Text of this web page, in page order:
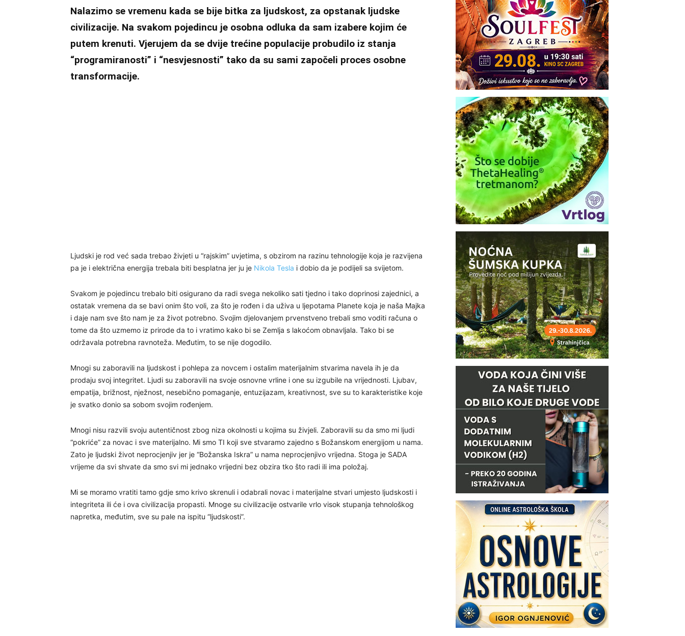
Nalazimo se vremenu kada se bije bitka za ljudskost, za opstanak ljudske
civilizacije. Na svakom pojedincu je osobna odluka da sam izabere kojim će
putem krenuti. Vjerujem da se dvije trećine populacije probudilo iz stanja
“programiranosti” i “nesvjesnosti” tako da su sami započeli proces osobne
transformacije.
Ljudski je rod već sada trebao živjeti u “rajskim” uvjetima, s obzirom na razinu tehnologije koja je razvijena
pa je i električna energija trebala biti besplatna jer ju je Nikola Tesla i dobio da je podijeli sa svijetom.
Svakom je pojedincu trebalo biti osigurano da radi svega nekoliko sati tjedno i tako doprinosi zajednici, a
ostatak vremena da se bavi onim što voli, za što je rođen i da uživa u ljepotama Planete koja je naša Majka
i daje nam sve što nam je za život potrebno. Svojim djelovanjem prvenstveno trebali smo voditi računa o
tome da što uzmemo iz prirode da to i vratimo kako bi se Zemlja s lakoćom obnavljala. Tako bi se
održavala potrebna ravnoteža. Međutim, to se nije dogodilo.
Mnogi su zaboravili na ljudskost i pohlepa za novcem i ostalim materijalnim stvarima navela ih je da
prodaju svoj integritet. Ljudi su zaboravili na svoje osnovne vrline i one su izgubile na vrijednosti. Ljubav,
empatija, brižnost, nježnost, nesebično pomaganje, entuzijazam, kreativnost, sve su to karakteristike koje
je svatko donio sa sobom svojim rođenjem.
Mnogi nisu razvili svoju autentičnost zbog niza okolnosti u kojima su živjeli. Zaboravili su da smo mi ljudi
“pokriće” za novac i sve materijalno. Mi smo TI koji sve stvaramo zajedno s Božanskom energijom u nama.
Zato je ljudski život neprocjenjiv jer je “Božanska Iskra” u nama neprocjenjivo vrijedna. Stoga je SADA
vrijeme da svi shvate da smo svi mi jednako vrijedni bez obzira tko što radi ili ima položaj.
Mi se moramo vratiti tamo gdje smo krivo skrenuli i odabrali novac i materijalne stvari umjesto ljudskosti i
integriteta ili će i ova civilizacija propasti. Mnoge su civilizacije ostvarile vrlo visok stupanja tehnološkog
napretka, međutim, sve su pale na ispitu “ljudskosti”.